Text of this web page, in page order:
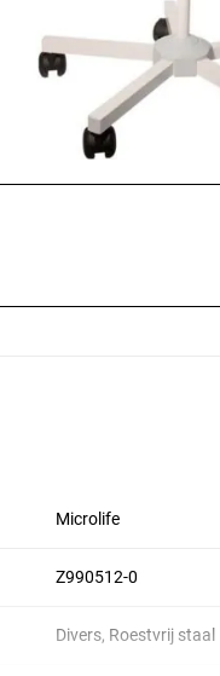
Microlife
Z990512-0
Divers, Roestvrij staal